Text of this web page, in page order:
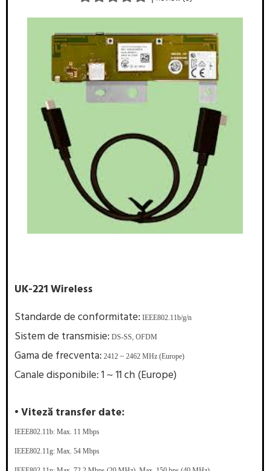
UK-221 Wireless
Standarde de conformitate: IEEE802.11b/g/n
Sistem de transmisie: DS-SS, OFDM
Gama de frecventa: 2412 ~ 2462 MHz (Europe)
Canale disponibile: 1 ~ 11 ch (Europe)
• Viteză transfer date:
IEEE802.11b: Max. 11 Mbps
IEEE802.11g: Max. 54 Mbps